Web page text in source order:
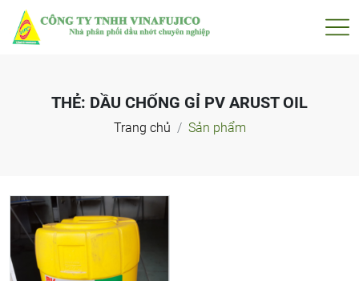
THẺ: DẦU CHỐNG GỈ PV ARUST OIL
Trang chủ Sản phẩm